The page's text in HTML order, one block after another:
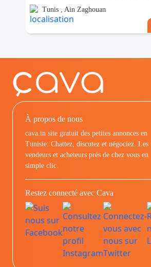
Tunis , Ain Zaghouan
À propos de nous
cava.tn site gratuit des petites annonces en
Tunisie: Chattez, discutez et négociez. Les
vendeurs et acheteurs prés de chez vous en
simple clic.
Restez connecté avec Cava